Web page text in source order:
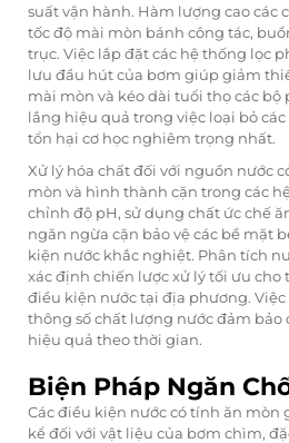
suất vận hành. Hàm lượng cao các
tốc độ mài mòn bánh công tác,
trục. Việc lắp đặt các hệ thống lọc
lưu đầu hút của bơm giúp giảm
mài mòn và kéo dài tuổi thọ các bộ
lắng hiệu quả trong việc loại bỏ
tổn hại cơ học nghiêm trọng nhất.
Xử lý hóa chất đối với nguồn nước
mòn và hình thành cặn trong các
chỉnh độ pH, sử dụng chất ức chế
ngăn ngừa cặn bảo vệ các bề mặt
kiện nước khắc nghiệt. Phân tích
xác định chiến lược xử lý tối ưu
điều kiện nước tại địa phương.
thông số chất lượng nước đảm bảo
hiệu quả theo thời gian.
Biện Pháp Ngăn
Các điều kiện nước có tính ăn mòn
kể đối với vật liệu của bơm chìm,